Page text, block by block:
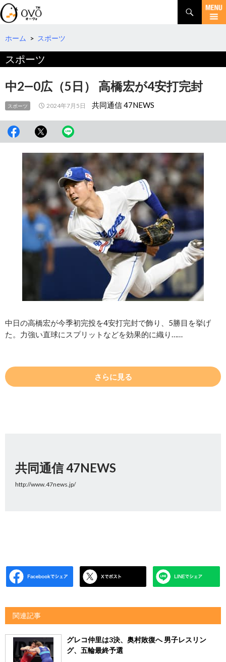
検
索
コ
テ
へ
動
ホーム > スポーツ
スポーツ
中2―0広（5日） 高橋宏が4安打完封
スポーツ 2024年7月5日 共同通信 47NEWS
中日の高橋宏が今季初完投を4安打完封で飾り、5勝目を挙げ
た。力強い直球にスプリットなどを効果的に織り……
さらに見る
共同通信 47NEWS
http://www.47news.jp/
関連記事
グレコ仲里は3決、奥村敗復へ 男子レスリン
グ、五輪最終予選